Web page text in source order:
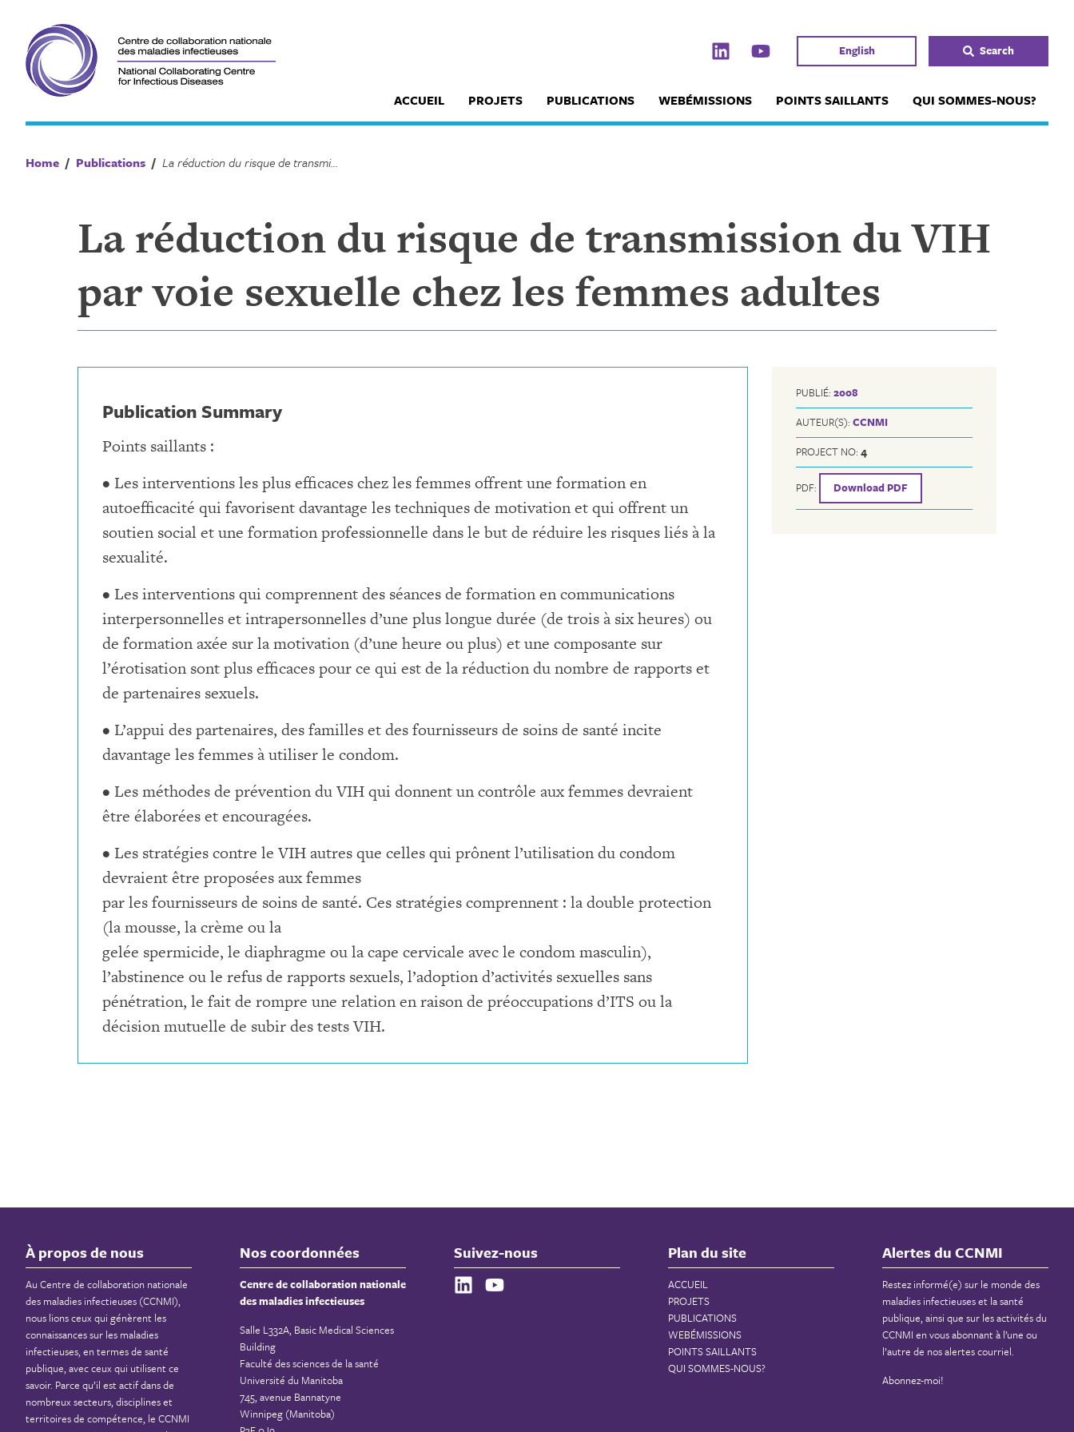
content
English Search
ACCUEIL PROJETS PUBLICATIONS WEBÉMISSIONS POINTS SAILLANTS QUI SOMMES-NOUS?
Home / Publications / La réduction du risque de transmission du VIH par voie sexuelle chez les femmes adultes
La réduction du risque de transmission du VIH
par voie sexuelle chez les femmes adultes
PUBLIÉ:2008
AUTEUR(S):CCNMI
PROJECT NO:4
PDF: Download PDF
Publication Summary
Points saillants :
• Les interventions les plus efficaces chez les femmes offrent une formation en
autoefficacité qui favorisent davantage les techniques de motivation et qui offrent un
soutien social et une formation professionnelle dans le but de réduire les risques liés à la
sexualité.
• Les interventions qui comprennent des séances de formation en communications
interpersonnelles et intrapersonnelles d’une plus longue durée (de trois à six heures) ou
de formation axée sur la motivation (d’une heure ou plus) et une composante sur
l’érotisation sont plus efficaces pour ce qui est de la réduction du nombre de rapports et
de partenaires sexuels.
• L’appui des partenaires, des familles et des fournisseurs de soins de santé incite
davantage les femmes à utiliser le condom.
• Les méthodes de prévention du VIH qui donnent un contrôle aux femmes devraient
être élaborées et encouragées.
• Les stratégies contre le VIH autres que celles qui prônent l’utilisation du condom
devraient être proposées aux femmes
par les fournisseurs de soins de santé. Ces stratégies comprennent : la double protection
(la mousse, la crème ou la
gelée spermicide, le diaphragme ou la cape cervicale avec le condom masculin),
l’abstinence ou le refus de rapports sexuels, l’adoption d’activités sexuelles sans
pénétration, le fait de rompre une relation en raison de préoccupations d’ITS ou la
décision mutuelle de subir des tests VIH.
À propos de nous
Au Centre de collaboration nationale
des maladies infectieuses (CCNMI),
nous lions ceux qui génèrent les
connaissances sur les maladies
infectieuses, en termes de santé
publique, avec ceux qui utilisent ce
savoir. Parce qu’il est actif dans de
nombreux secteurs, disciplines et
territoires de compétence, le CCNMI
Nos coordonnées
Centre de collaboration nationale
des maladies infectieuses
Salle L332A, Basic Medical Sciences
Building
Faculté des sciences de la santé
Université du Manitoba
745, avenue Bannatyne
Winnipeg (Manitoba)
Suivez-nous Plan du site
ACCUEIL
PROJETS
PUBLICATIONS
WEBÉMISSIONS
POINTS SAILLANTS
QUI SOMMES-NOUS?
Alertes du CCNMI
Restez informé(e) sur le monde des
maladies infectieuses et la santé
publique, ainsi que sur les activités du
CCNMI en vous abonnant à l’une ou
l’autre de nos alertes courriel.
Abonnez-moi!